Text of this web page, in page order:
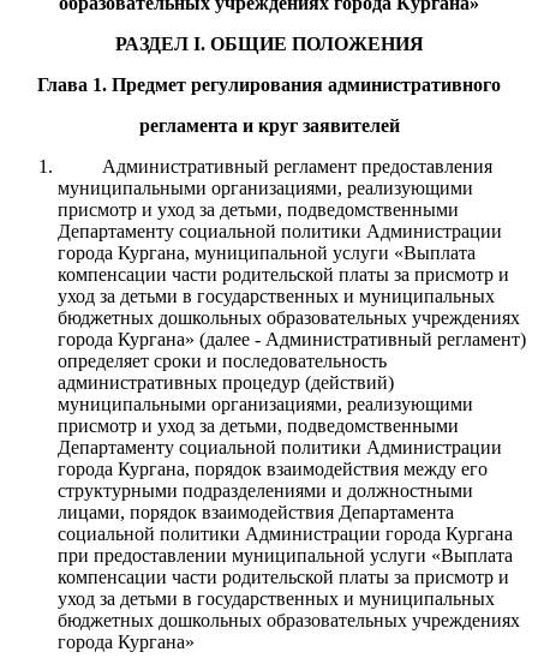
РАЗДЕЛ I. ОБЩИЕ ПОЛОЖЕНИЯ
Глава 1. Предмет регулирования административного
регламента и круг заявителей
Административный регламент предоставления
муниципальными организациями, реализующими
присмотр и уход за детьми, подведомственными
Департаменту социальной политики Администрации
города Кургана, муниципальной услуги «Выплата
компенсации части родительской платы за присмотр и
уход за детьми в государственных и муниципальных
бюджетных дошкольных образовательных учреждениях
города Кургана» (далее - Административный регламент)
определяет сроки и последовательность
административных процедур (действий)
муниципальными организациями, реализующими
присмотр и уход за детьми, подведомственными
Департаменту социальной политики Администрации
города Кургана, порядок взаимодействия между его
структурными подразделениями и должностными
лицами, порядок взаимодействия Департамента
социальной политики Администрации города Кургана
при предоставлении муниципальной услуги «Выплата
компенсации части родительской платы за присмотр и
уход за детьми в государственных и муниципальных
бюджетных дошкольных образовательных учреждениях
города Кургана»